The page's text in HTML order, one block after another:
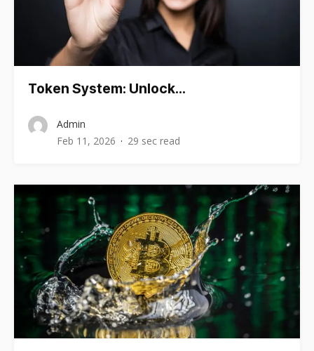
Token System: Unlock…
Admin
Feb 11, 2026
29 sec read